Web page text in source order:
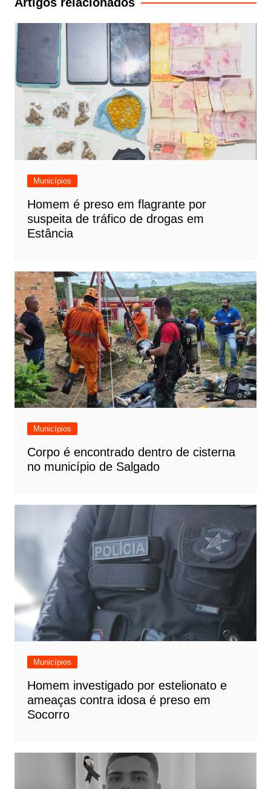
Municípios
Homem é preso em flagrante por
suspeita de tráfico de drogas em
Estância
Municípios
Corpo é encontrado dentro de cisterna
no município de Salgado
Municípios
Homem investigado por estelionato e
ameaças contra idosa é preso em
Socorro